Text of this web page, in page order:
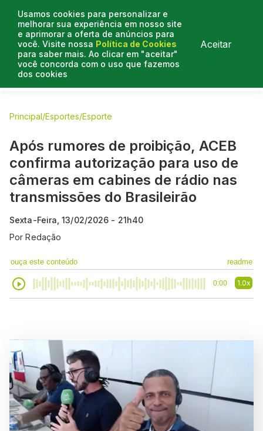
Usamos cookies para personalizar e
melhorar sua experiência em nosso site
e aprimorar a oferta de anúncios para
você. Visite nossa Política de Cookies
para saber mais. Ao clicar em "aceitar"
você concorda com o uso que fazemos
dos cookies
Aceitar
E.C Bahia
Principal/Esportes/Esporte
Após rumores de proibição, ACEB
confirma autorização para uso de
câmeras em cabines de rádio nas
transmissões do Brasileirão
Sexta-Feira, 13/02/2026 - 21h40
PorRedação
ouça este conteúdo readme
0:00 1.0x